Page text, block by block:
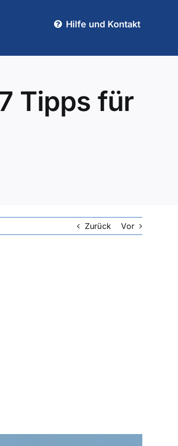
Hilfe und Kontakt
Tipps für
Zurück Vor